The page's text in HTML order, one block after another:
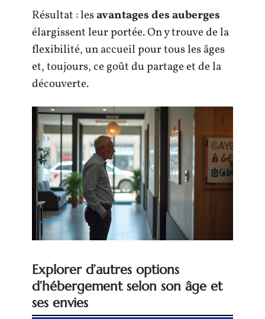
Résultat : lesavantages des auberges
élargissent leur portée. On y trouve de la
flexibilité, un accueil pour tous les âges
et, toujours, ce goût du partage et de la
découverte.
Explorer d’autres options
d’hébergement selon son âge et
ses envies